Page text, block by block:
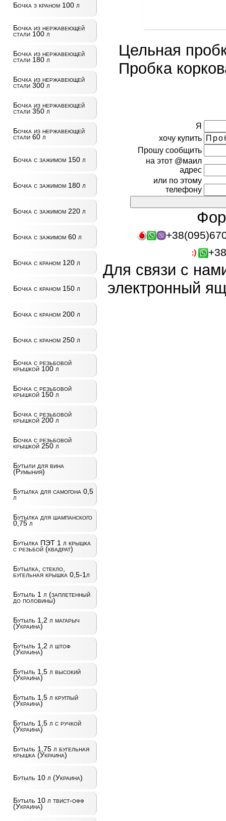
Бочка з краном 100 л
Бочка из нержавеющей
стали 100 л
Бочка из нержавеющей
стали 180 л
Бочка из нержавеющей
стали 300 л
Бочка из нержавеющей
стали 350 л
Бочка из нержавеющей
стали 60 л
Бочка с зажимом 150 л
Бочка с зажимом 180 л
Бочка с зажимом 220 л
Бочка с зажимом 60 л
Бочка с краном 120 л
Бочка с краном 150 л
Бочка с краном 200 л
Бочка с краном 250 л
Бочка с резьбовой
крышкой 100 л
Бочка с резьбовой
крышкой 150 л
Бочка с резьбовой
крышкой 200 л
Бочка с резьбовой
крышкой 250 л
Бутыли для вина
(Румыния)
Бутылка для самогона 0,5
л
Бутылка для шампанского
0,75 л
Бутылка ПЭТ 1 л крышка
с резьбой (квадрат)
Бутылка, стекло,
бугельная крышка 0,5-1л
Бутыль 1 л (заплетенный
до половины)
Бутыль 1,2 л магарыч
(Украина)
Бутыль 1,2 л штоф
(Украина)
Бутыль 1,5 л высокий
(Украина)
Бутыль 1,5 л круглый
(Украина)
Бутыль 1,5 л с ручкой
(Украина)
Бутыль 1,75 л бугельная
крышка (Украина)
Бутыль 10 л (Украина)
Бутыль 10 л твист-офф
(Украина)
Цельная
Пробка
Я
хочу купить
Прошу сообщить
на этот @маил
адрес
или по этому
телефону
Для связи с
электронный